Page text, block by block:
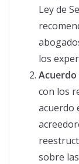
Ley de
los
Acuerdo
con los
acuerdo
sobre